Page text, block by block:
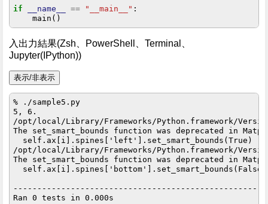
if __name__ == "__main__" :
入出力結果(Zsh、PowerShell、Terminal、
Jupyter(IPython))
表示/非表示
% ./sample5.py
5, 6.
/opt/local/Library/Frameworks/Python.framework/
The set_smart_bounds function was deprecated in
  self.ax[i].spines['left'].set_smart_bounds(True)
/opt/local/Library/Frameworks/Python.framework/
The set_smart_bounds function was deprecated in
  self.ax[i].spines['bottom'].set_smart_bounds(False)
Ran 0 tests in 0.000s